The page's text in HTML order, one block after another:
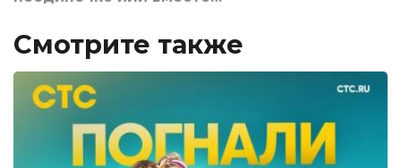
Смотрите также